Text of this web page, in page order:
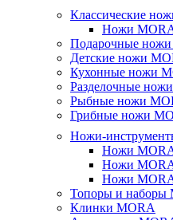
Классические
Ножи
Подарочные
Детские ножи
Кухонные ножи
Разделочные
Рыбные ножи
Грибные ножи
Ножи-
Ножи
Ножи
Ножи
Топоры и наборы
Клинки MORA